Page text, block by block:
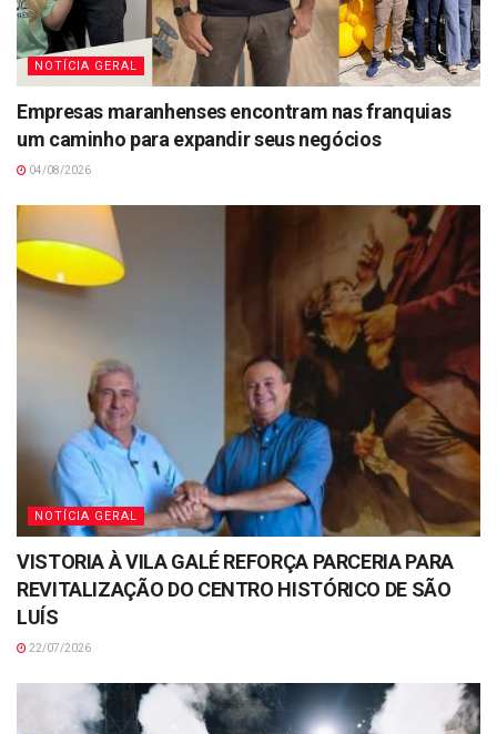
NOTÍCIA GERAL
Empresas maranhenses encontram nas franquias
um caminho para expandir seus negócios
04/08/2026
NOTÍCIA GERAL
VISTORIA À VILA GALÉ REFORÇA PARCERIA PARA
REVITALIZAÇÃO DO CENTRO HISTÓRICO DE SÃO
LUÍS
22/07/2026